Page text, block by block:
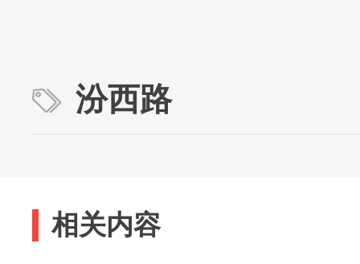
汾西路
相关内容